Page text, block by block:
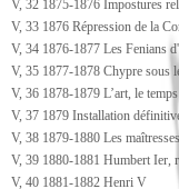
V, 32 1875-1876 Impostures
V, 33 1876 Répression de la
V, 34 1876-1877 Les Fenians
V, 35 1877-1878 Chypre sous
V, 36 1878-1879 L’art, le
V, 37 1879 Installation
V, 38 1879-1880 Les
V, 39 1880-1881 Humbert Ier,
V, 40 1881-1882 Henri V